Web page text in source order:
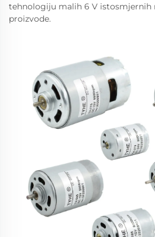
tehnologiju malih 6 V istosmjernih
proizvode.